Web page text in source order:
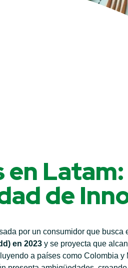
de
por un consumidor que
en 2023y se proyecta que
a países como Colombia